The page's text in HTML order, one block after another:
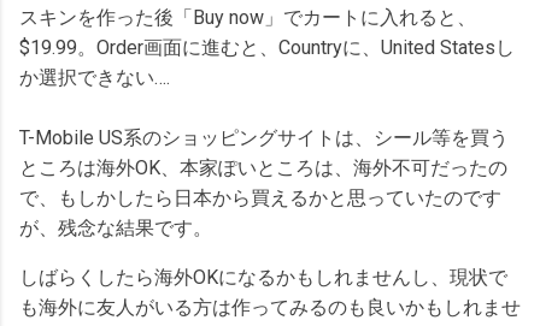
スキンを作った後「Buy now」でカートに入れると、
$19.99。Order画面に進むと、Countryに、United Statesし
か選択できない….
T-Mobile US系のショッピングサイトは、シール等を買う
ところは海外OK、本家ぽいところは、海外不可だったの
で、もしかしたら日本から買えるかと思っていたのです
が、残念な結果です。
しばらくしたら海外OKになるかもしれませんし、現状で
も海外に友人がいる方は作ってみるのも良いかもしれませ